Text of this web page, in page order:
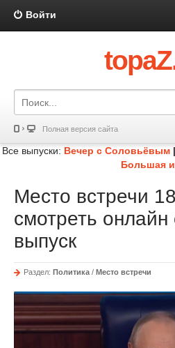
Войти
Полная версия сайта
Все выпуски: Вечер с Соловьёвым |
Большая
Место встречи
смотреть онлайн
выпуск
Раздел: Политика / Место встречи